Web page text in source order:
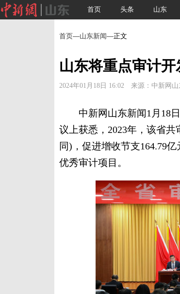
首页 头条 山东
首页—山东新闻—正文
山东将重点审计
2024年01月18日 16:02 来源：中新网山
中新网山东新闻1月18日
议上获悉，2023年，该省共
同)，促进增收节支164.79
优秀审计项目。